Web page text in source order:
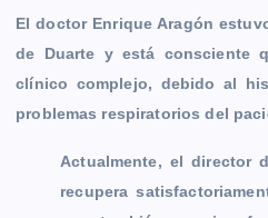
El doctor Enrique Aragón
de Duarte y está consciente
clínico complejo, debido al
problemas respiratorios del
Actualmente, el director
recupera